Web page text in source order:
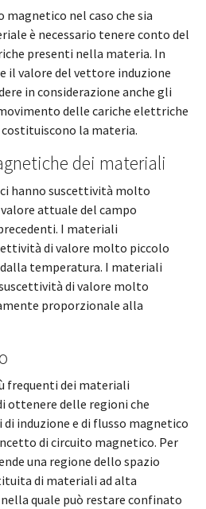
nel caso che sia
è necessario tenere conto del
presenti nella materia. In
il valore del vettore induzione
in considerazione anche gli
delle cariche elettriche
la materia.
dei materiali
hanno suscettività molto
attuale del campo
I materiali
di valore molto piccolo
temperatura. I materiali
di valore molto
proporzionale alla
frequenti dei materiali
ottenere delle regioni che
induzione e di flusso magnetico
di circuito magnetico. Per
una regione dello spazio
di materiali ad alta
quale può restare confinato